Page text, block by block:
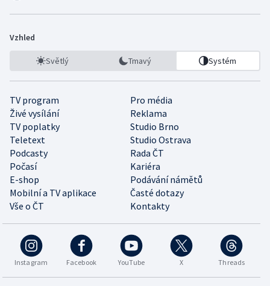
Vzhled
Světlý Tmavý Systém
TV program
Pro média
Živé vysílání
Reklama
TV poplatky
Studio Brno
Teletext
Studio Ostrava
Podcasty
Rada ČT
Počasí
Kariéra
E-shop
Podávání námětů
Mobilní a TV aplikace
Časté dotazy
Vše o ČT
Kontakty
Instagram Facebook YouTube X Threads